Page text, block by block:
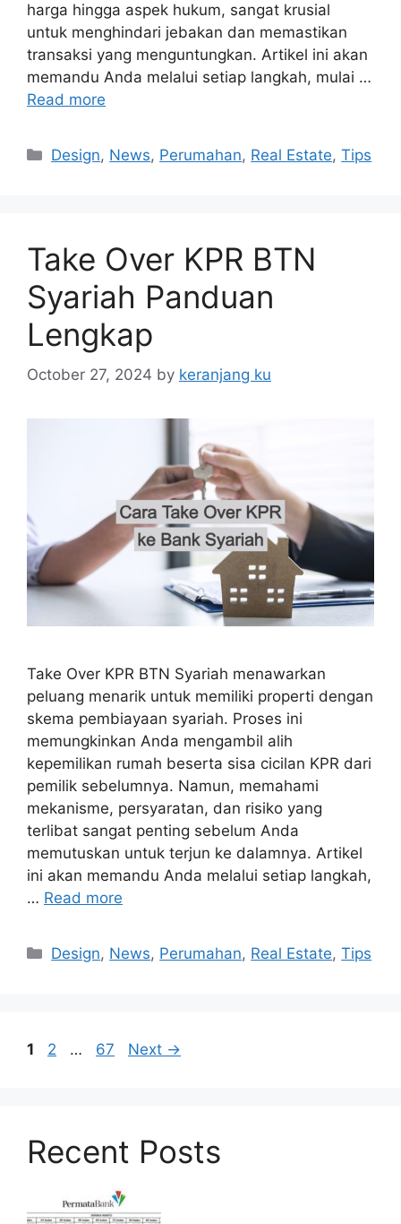
harga hingga aspek hukum, sangat krusial
untuk menghindari jebakan dan memastikan
transaksi yang menguntungkan. Artikel ini akan
memandu Anda melalui setiap langkah, mulai …
Read more
Categories
Design, News, Perumahan, Real Estate,Tips
Take Over KPR BTN
Syariah Panduan
Lengkap
October 27, 2024 by keranjang ku
Take Over KPR BTN Syariah menawarkan
peluang menarik untuk memiliki properti dengan
skema pembiayaan syariah. Proses ini
memungkinkan Anda mengambil alih
kepemilikan rumah beserta sisa cicilan KPR dari
pemilik sebelumnya. Namun, memahami
mekanisme, persyaratan, dan risiko yang
terlibat sangat penting sebelum Anda
memutuskan untuk terjun ke dalamnya. Artikel
ini akan memandu Anda melalui setiap langkah,
… Read more
Categories
Design, News, Perumahan, Real Estate,Tips
Page
1 Page
2 … Page
67 Next →
Recent Posts